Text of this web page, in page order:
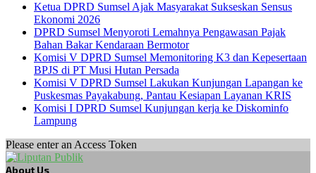
Ketua DPRD Sumsel Ajak Masyarakat Sukseskan Sensus
Ekonomi 2026
DPRD Sumsel Menyoroti Lemahnya Pengawasan Pajak
Bahan Bakar Kendaraan Bermotor
Komisi V DPRD Sumsel Memonitoring K3 dan Kepesertaan
BPJS di PT Musi Hutan Persada
Komisi V DPRD Sumsel Lakukan Kunjungan Lapangan ke
Puskesmas Payakabung, Pantau Kesiapan Layanan KRIS
Komisi I DPRD Sumsel Kunjungan kerja ke Diskominfo
Lampung
Please enter an Access Token
About Us